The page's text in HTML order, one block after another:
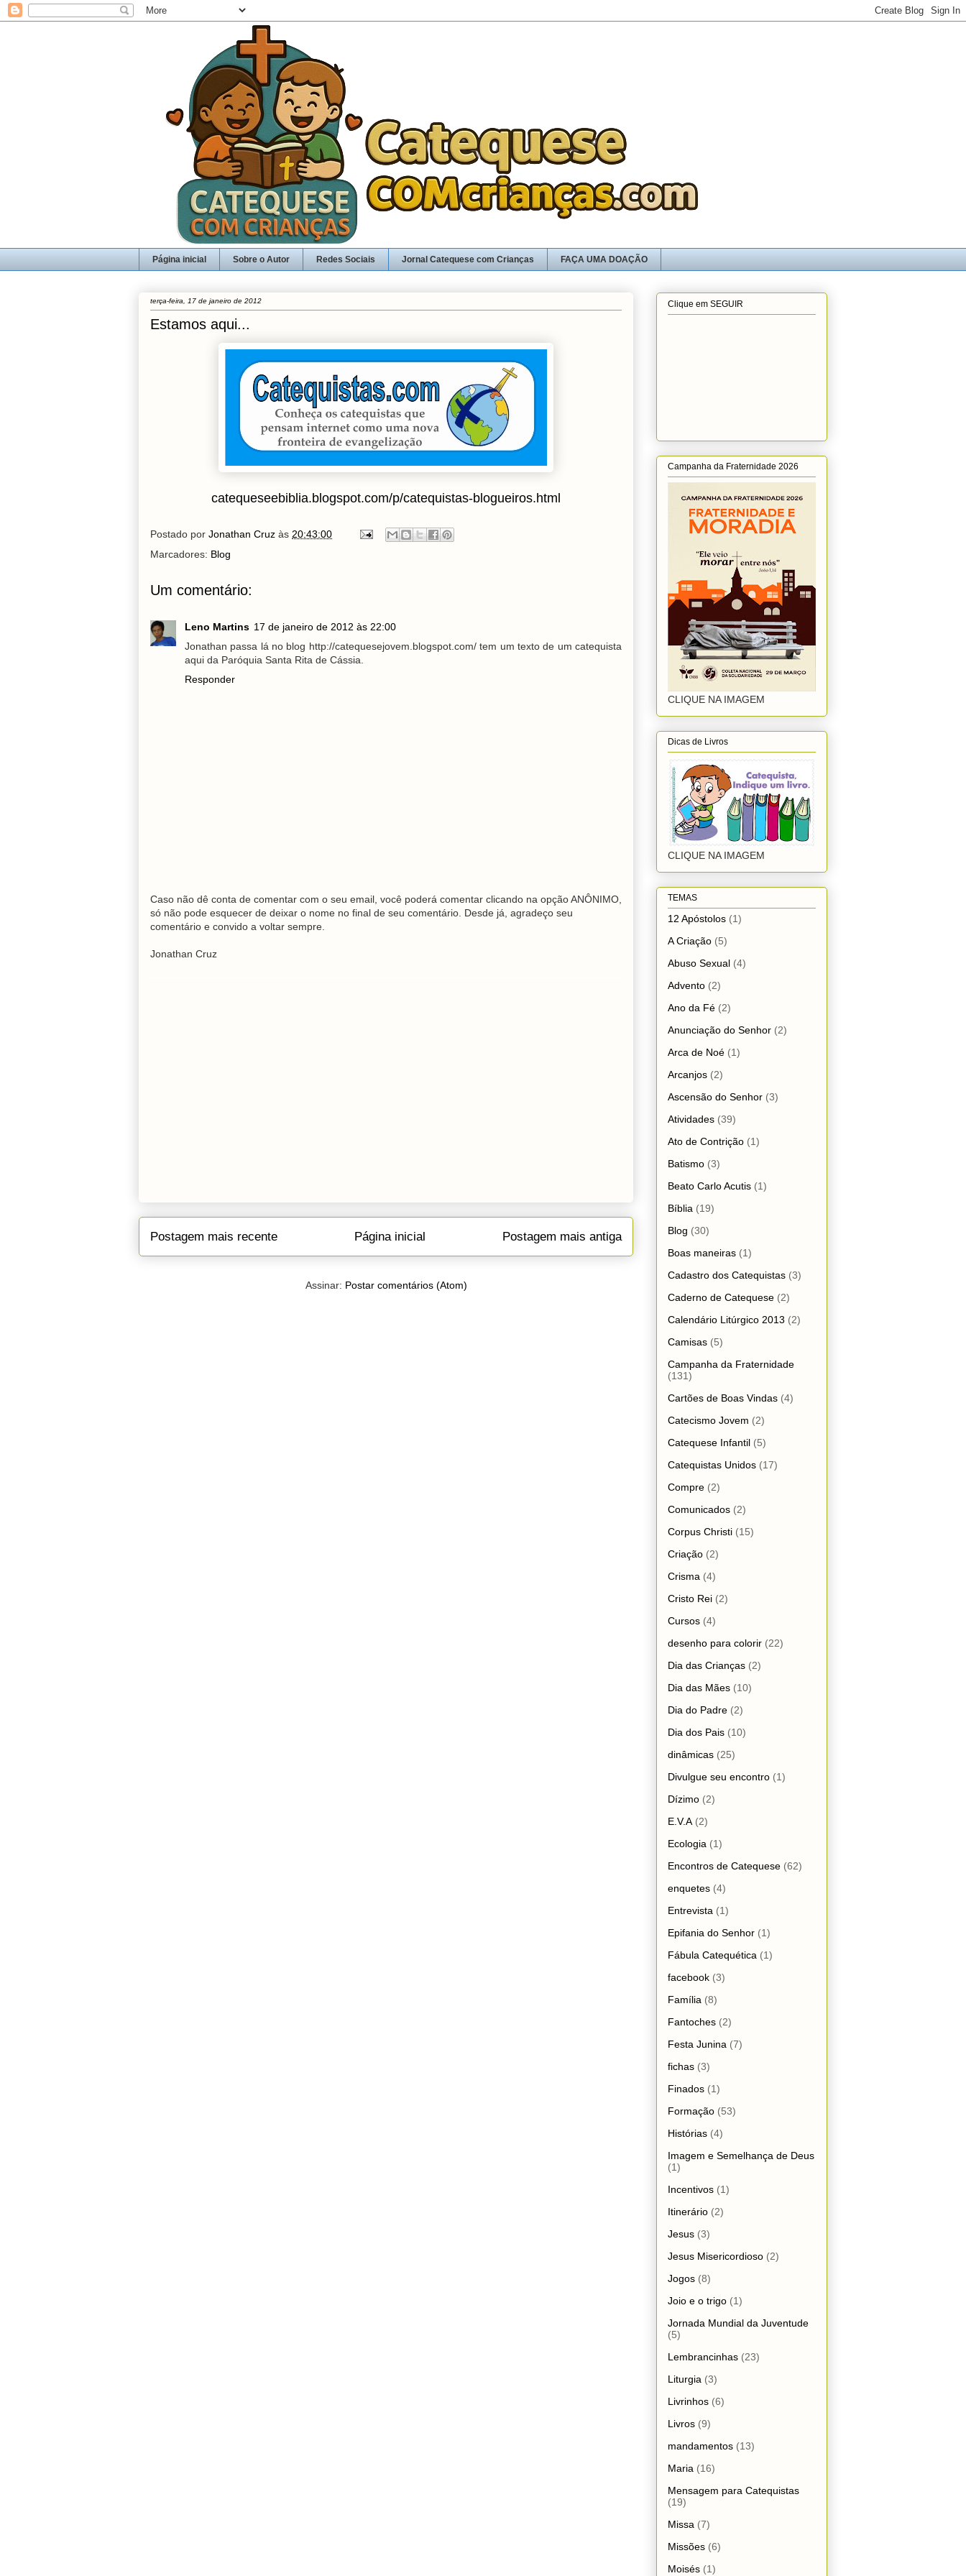
Página inicial Sobre o Autor Redes Sociais Jornal Catequese com Crianças FAÇA UMA DOAÇÃO
terça-feira, 17 de janeiro de 2012
Estamos aqui...
catequeseebiblia.blogspot.com/p/catequistas-blogueiros.html
Postado por Jonathan Cruz às 20:43:00
Marcadores: Blog
Um comentário:
Leno Martins 17 de janeiro de 2012 às 22:00
Jonathan passa lá no blog http://catequesejovem.blogspot.com/ tem um texto de um catequista
aqui da Paróquia Santa Rita de Cássia.
Responder
Caso não dê conta de comentar com o seu email, você poderá comentar clicando na opção ANÔNIMO,
só não pode esquecer de deixar o nome no final de seu comentário. Desde já, agradeço seu
comentário e convido a voltar sempre.
Jonathan Cruz
Postagem mais recente Postagem mais antiga
Página inicial
Assinar: Postar comentários (Atom)
Clique em SEGUIR
Campanha da Fraternidade 2026
CLIQUE NA IMAGEM
Dicas de Livros
CLIQUE NA IMAGEM
TEMAS
12 Apóstolos (1)
A Criação (5)
Abuso Sexual (4)
Advento (2)
Ano da Fé (2)
Anunciação do Senhor (2)
Arca de Noé (1)
Arcanjos (2)
Ascensão do Senhor (3)
Atividades (39)
Ato de Contrição (1)
Batismo (3)
Beato Carlo Acutis (1)
Bíblia (19)
Blog (30)
Boas maneiras (1)
Cadastro dos Catequistas (3)
Caderno de Catequese (2)
Calendário Litúrgico 2013 (2)
Camisas (5)
Campanha da Fraternidade
(131)
Cartões de Boas Vindas (4)
Catecismo Jovem (2)
Catequese Infantil (5)
Catequistas Unidos (17)
Compre (2)
Comunicados (2)
Corpus Christi (15)
Criação (2)
Crisma (4)
Cristo Rei (2)
Cursos (4)
desenho para colorir (22)
Dia das Crianças (2)
Dia das Mães (10)
Dia do Padre (2)
Dia dos Pais (10)
dinâmicas (25)
Divulgue seu encontro (1)
Dízimo (2)
E.V.A (2)
Ecologia (1)
Encontros de Catequese (62)
enquetes (4)
Entrevista (1)
Epifania do Senhor (1)
Fábula Catequética (1)
facebook (3)
Família (8)
Fantoches (2)
Festa Junina (7)
fichas (3)
Finados (1)
Formação (53)
Histórias (4)
Imagem e Semelhança de Deus
(1)
Incentivos (1)
Itinerário (2)
Jesus (3)
Jesus Misericordioso (2)
Jogos (8)
Joio e o trigo (1)
Jornada Mundial da Juventude
(5)
Lembrancinhas (23)
Liturgia (3)
Livrinhos (6)
Livros (9)
mandamentos (13)
Maria (16)
Mensagem para Catequistas
(19)
Missa (7)
Missões (6)
Moisés (1)